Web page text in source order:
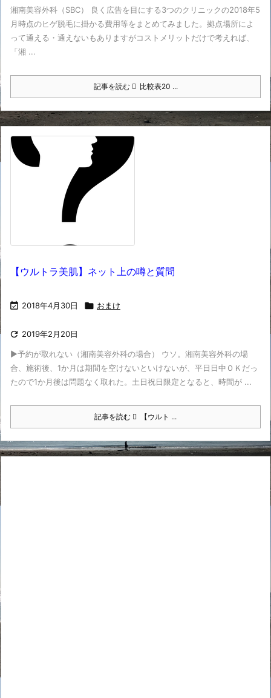
湘南美容外科（SBC） 良く広告を目にする3つのクリニックの2018年5
月時点のヒゲ脱毛に掛かる費用等をまとめてみました。拠点場所によ
って通える・通えないもありますがコストメリットだけで考えれば、
「湘 ...
記事を読む 比較表20 ...
【ウルトラ美肌】ネット上の噂と質問
 2018年4月30日  おまけ
 2019年2月20日
▶予約が取れない（湘南美容外科の場合） ウソ。湘南美容外科の場
合、施術後、1か月は期間を空けないといけないが、平日日中ＯＫだっ
たので1か月後は問題なく取れた。土日祝日限定となると、時間が ...
記事を読む 【ウルト ...